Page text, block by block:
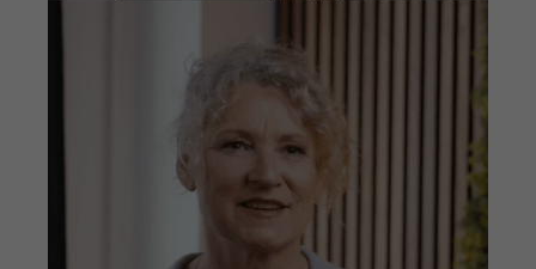
Kathrin Hagen
Prokuristin